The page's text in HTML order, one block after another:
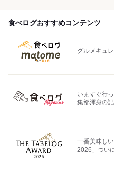
食べログおすすめコンテンツ
グルメキュ
いますぐ行
集部渾身の
一番美味し
2026」つい